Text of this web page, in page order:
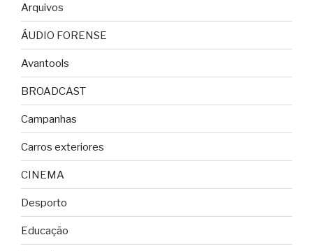
Arquivos
ÁUDIO FORENSE
Avantools
BROADCAST
Campanhas
Carros exteriores
CINEMA
Desporto
Educação